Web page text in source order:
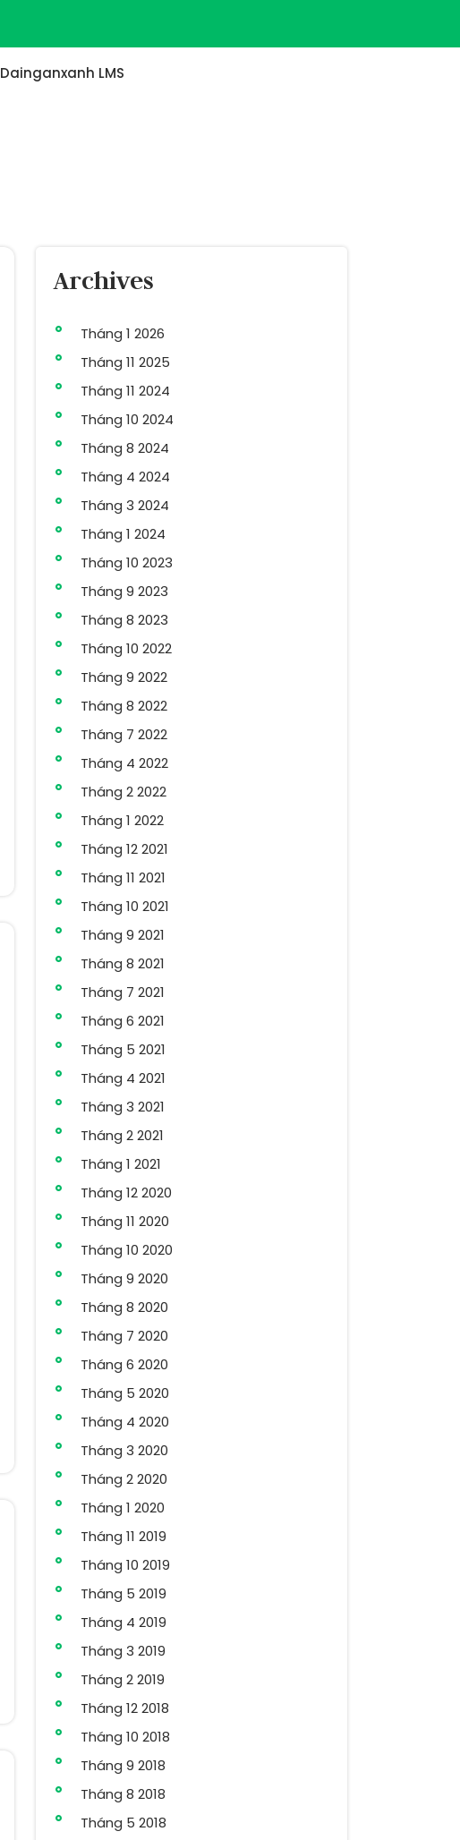
Dainganxanh LMS
Archives
Tháng 1 2026
Tháng 11 2025
Tháng 11 2024
Tháng 10 2024
Tháng 8 2024
Tháng 4 2024
Tháng 3 2024
Tháng 1 2024
Tháng 10 2023
Tháng 9 2023
Tháng 8 2023
Tháng 10 2022
Tháng 9 2022
Tháng 8 2022
Tháng 7 2022
Tháng 4 2022
Tháng 2 2022
Tháng 1 2022
Tháng 12 2021
Tháng 11 2021
Tháng 10 2021
Tháng 9 2021
Tháng 8 2021
Tháng 7 2021
Tháng 6 2021
Tháng 5 2021
Tháng 4 2021
Tháng 3 2021
Tháng 2 2021
Tháng 1 2021
Tháng 12 2020
Tháng 11 2020
Tháng 10 2020
Tháng 9 2020
Tháng 8 2020
Tháng 7 2020
Tháng 6 2020
Tháng 5 2020
Tháng 4 2020
Tháng 3 2020
Tháng 2 2020
Tháng 1 2020
Tháng 11 2019
Tháng 10 2019
Tháng 5 2019
Tháng 4 2019
Tháng 3 2019
Tháng 2 2019
Tháng 12 2018
Tháng 10 2018
Tháng 9 2018
Tháng 8 2018
Tháng 5 2018